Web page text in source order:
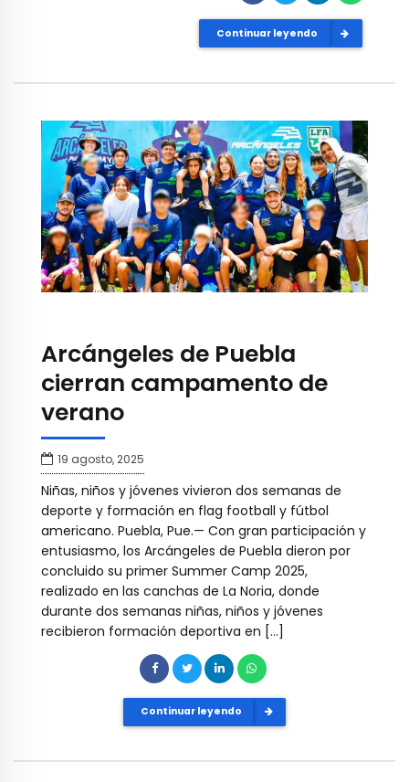
Continuar leyendo
Arcángeles de Puebla
cierran campamento de
verano
19 agosto, 2025
Niñas, niños y jóvenes vivieron dos semanas de
deporte y formación en flag football y fútbol
americano. Puebla, Pue.— Con gran participación y
entusiasmo, los Arcángeles de Puebla dieron por
concluido su primer Summer Camp 2025,
realizado en las canchas de La Noria, donde
durante dos semanas niñas, niños y jóvenes
recibieron formación deportiva en […]
Continuar leyendo